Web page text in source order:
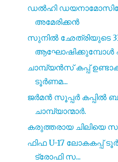
ഡൽഹി
അമേരിക്കൻ
സുനിൽ ഛേത്രിയുടെ
ആഘോഷിക്കുമ്പോൾ
ചാമ്പ്യൻസ് കപ്പ്
ടൂർണമ...
ജർമൻ സൂപ്പർ കപ്പിൽ
ചാമ്പ്യാന്മാർ.
കരുത്തരായ ചിലിയെ
ഫിഫ U-17 ലോകകപ്പ്
ട്രോഫി സ...